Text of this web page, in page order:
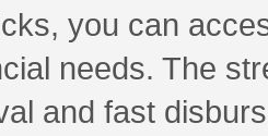
you can
needs. The
and fast